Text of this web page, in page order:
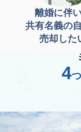
離婚に伴い
共有名義の
売却した
4つ